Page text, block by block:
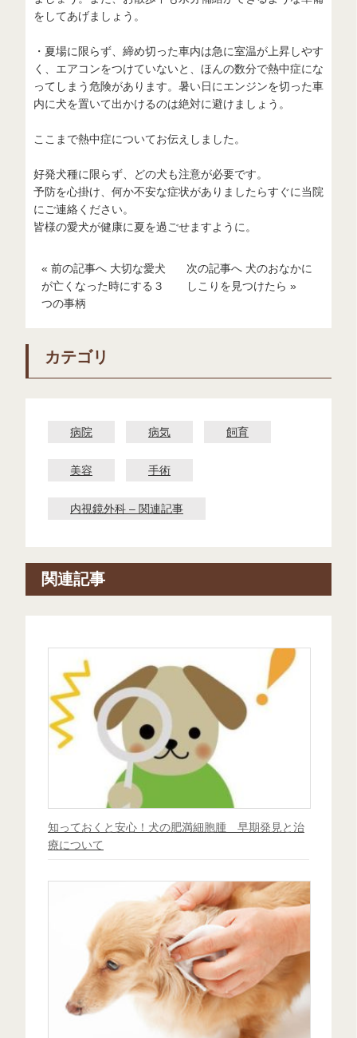
をしてあげましょう。
・夏場に限らず、締め切った車内は急に室温が上昇しやす
く、エアコンをつけていないと、ほんの数分で熱中症にな
ってしまう危険があります。暑い日にエンジンを切った車
内に犬を置いて出かけるのは絶対に避けましょう。
ここまで熱中症についてお伝えしました。
好発犬種に限らず、どの犬も注意が必要です。
予防を心掛け、何か不安な症状がありましたらすぐに当院
にご連絡ください。
皆様の愛犬が健康に夏を過ごせますように。
« 前の記事へ 大切な愛犬
が亡くなった時にする３
つの事柄
次の記事へ 犬のおなかに
しこりを見つけたら »
カテゴリ
病院 病気 飼育
美容 手術
内視鏡外科 – 関連記事
関連記事
知っておくと安心！犬の肥満細胞腫 早期発見と治
療について